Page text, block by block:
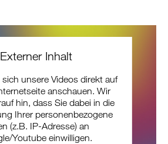
Externer Inhalt
unsere Videos direkt auf
anschauen. Wir
hin, dass Sie dabei in die
Ihrer personenbezogene
(z.B. IP-Adresse) an
Youtube einwilligen.